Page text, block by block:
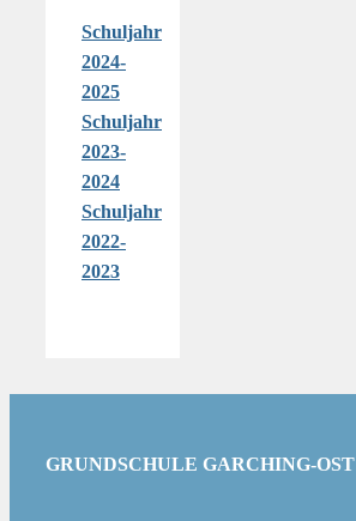
Schuljahr
2024-
2025
Schuljahr
2023-
2024
Schuljahr
2022-
2023
GRUNDSCHULE GARCHING-OST